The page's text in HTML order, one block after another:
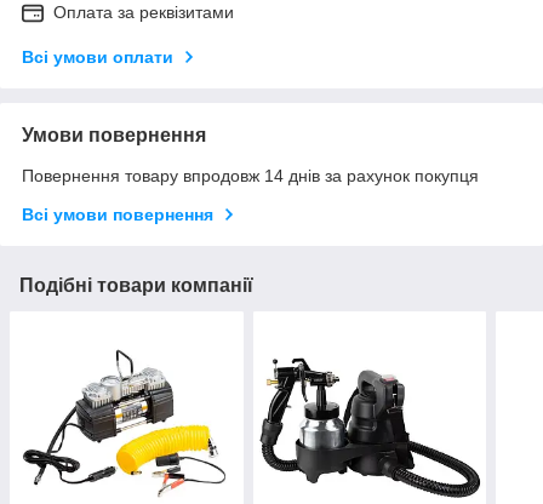
Оплата за реквізитами
Всі умови оплати
Умови повернення
Повернення товару впродовж 14 днів за рахунок покупця
Всі умови повернення
Подібні товари компанії